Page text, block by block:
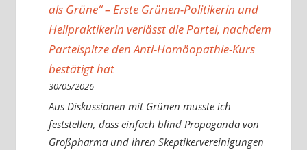
als Grüne“ – Erste Grünen-Politikerin und
Heilpraktikerin verlässt die Partei, nachdem
Parteispitze den Anti-Homöopathie-Kurs
bestätigt hat
30/05/2026
Aus Diskussionen mit Grünen musste ich
feststellen, dass einfach blind Propaganda von
Großpharma und ihren Skeptikervereinigungen